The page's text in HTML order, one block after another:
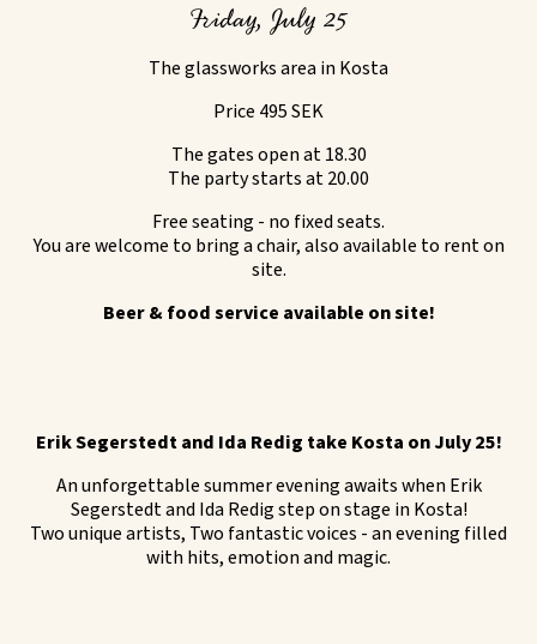
Friday, July 25
The glassworks area in Kosta
Price 495 SEK
The gates open at 18.30
The party starts at 20.00
Free seating - no fixed seats.
You are welcome to bring a chair, also available to rent on
site.
Beer & food service available on site!
Erik Segerstedt and Ida Redig take Kosta on July 25!
An unforgettable summer evening awaits when Erik
Segerstedt and Ida Redig step on stage in Kosta!
Two unique artists, Two fantastic voices - an evening filled
with hits, emotion and magic.